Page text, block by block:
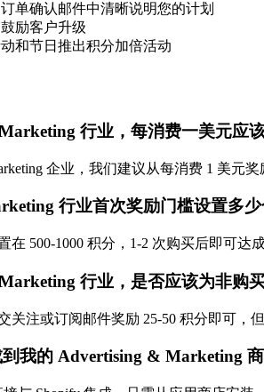
单确认邮件中清晰说明您的计划
励客户升级
和节日推出积分加倍活动
行业，每消费一美元应
企业，我们建议从每消费 1 美元
行业首次奖励门槛设置多少
在 500-1000 积分，1-2 次购买后即可
行业，是否应该为非购
关注或订阅邮件奖励 25-50 积分即可，
我的 Advertising & Marketing 商